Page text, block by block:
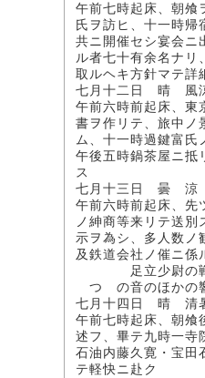
午前七時起床、朝飧
氏ヲ訪ヒ、十一時
共ニ開催セシ宴会ニ
ル者七十有余名ナリ
取ルヘキ方針マテ詳
七月十二日 晴 風
午前六時前起床、東
書ヲ作リテ、旅中ノ
ム、十一時過鍵富氏
午後五時鍋茶屋ニ抵
ス
七月十三日 曇 涼
午前六時前起床、先
ノ紳商等来リテ送
示ヲ為シ、多人数ノ
及鉄道会社ノ催ニ係
足立少尉の戦
つゝの音のほかの
七月十四日 晴 清
午前七時起床、朝飧
述フ、畢テ九時一寺
石油内藤久寛・宝田
テ軽快ニ赴ク